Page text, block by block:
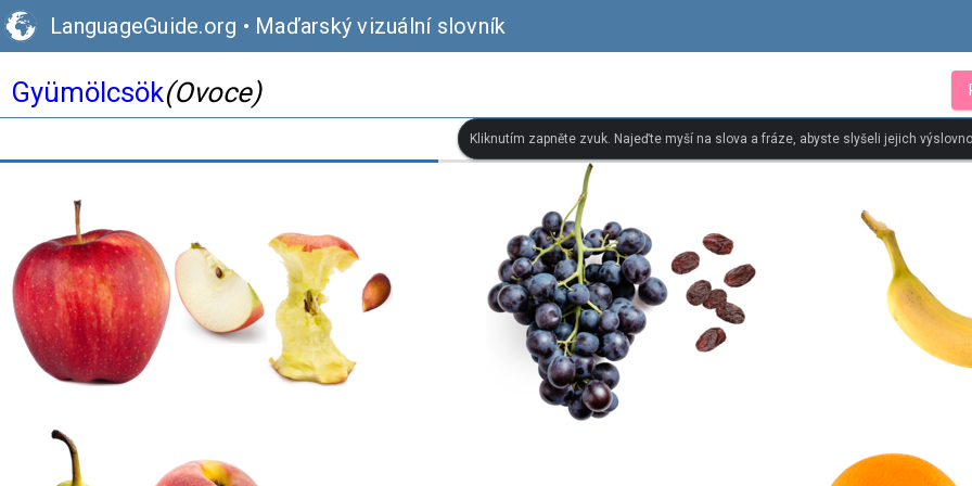
LanguageGuide.org • Maďarský vizuální slovník
Gyümölcsök(Ovoce)
Kliknutím zapněte zvuk. Najeďte myší na slova a fráze, abyste slyšeli jejich